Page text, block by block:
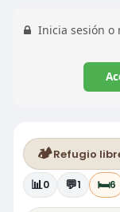
Inicia sesión o
🏕️Refugio
📊0 💬1 🛏️6